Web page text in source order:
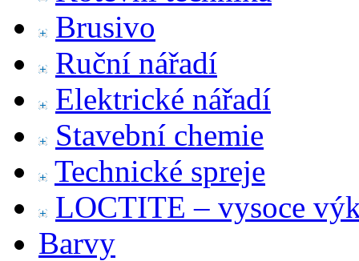
Brusivo
Ruční nářadí
Elektrické nářadí
Stavební chemie
Technické spreje
LOCTITE – vysoce
Barvy